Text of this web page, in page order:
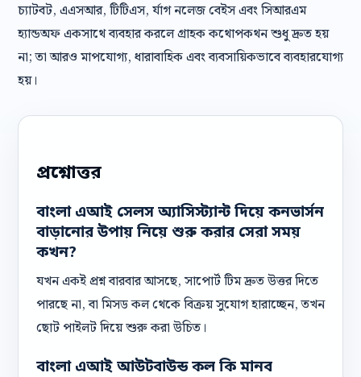
চ্যাটবট, এএসআর, টিটিএস, র্যাগ নলেজ বেইস এবং সিআরএম
হ্যান্ডঅফ একসাথে ব্যবহার করলে গ্রাহক কথোপকথন শুধু দ্রুত হয়
না; তা আরও মাপযোগ্য, ধারাবাহিক এবং ব্যবসায়িকভাবে ব্যবহারযোগ্য
হয়।
প্রশ্নোত্তর
বাংলা এআই সেলস অ্যাসিস্ট্যান্ট দিয়ে কনভার্সন
বাড়ানোর উপায় নিয়ে শুরু করার সেরা সময়
কখন?
যখন একই প্রশ্ন বারবার আসছে, সাপোর্ট টিম দ্রুত উত্তর দিতে
পারছে না, বা মিসড কল থেকে বিক্রয় সুযোগ হারাচ্ছেন, তখন
ছোট পাইলট দিয়ে শুরু করা উচিত।
বাংলা এআই আউটবাউন্ড কল কি মানব